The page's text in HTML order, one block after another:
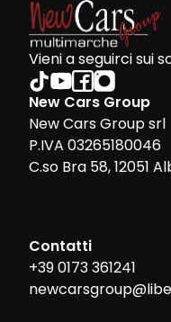
Vieni a seguirci sui
New Cars Group
New Cars Group srl
P.IVA 03265180046
C.so Bra 58, 12051
Contatti
+39 0173 361241